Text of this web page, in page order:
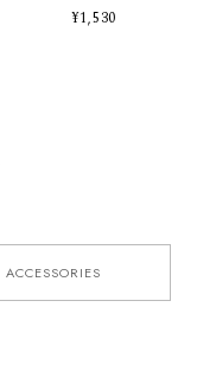
¥1,530
ACCESSORIES